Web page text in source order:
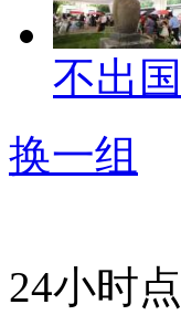
不出
换一组
24小时